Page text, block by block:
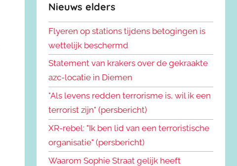
Nieuws elders
Flyeren op stations tijdens betogingen is
wettelijk beschermd
Statement van krakers over de gekraakte
azc-locatie in Diemen
"Als levens redden terrorisme is, wil ik een
terrorist zijn" (persbericht)
XR-rebel: "Ik ben lid van een terroristische
organisatie" (persbericht)
Waarom Sophie Straat gelijk heeft